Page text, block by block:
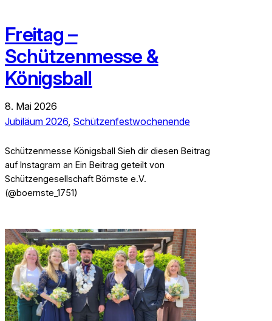
Freitag –
Schützenmesse &
Königsball
8. Mai 2026
Jubiläum 2026 Schützenfestwochenende
Schützenmesse Königsball Sieh dir diesen Beitrag
auf Instagram an Ein Beitrag geteilt von
Schützengesellschaft Börnste e.V.
(@boernste_1751)